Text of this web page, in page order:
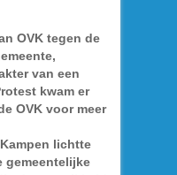
OVK tegen de
van een
kwam er
OVK voor meer
lichtte
gemeentelijke